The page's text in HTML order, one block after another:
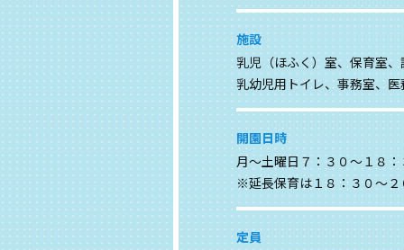
施設
乳児（ほふく）室、保育室
乳幼児用トイレ、事務室、
開園日時
月～土曜日７：３０～１８：
※延長保育は１８：３０～２
定員